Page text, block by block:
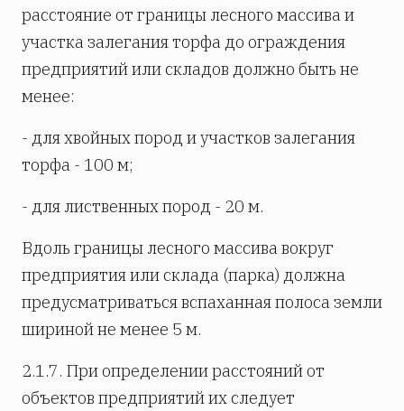
расстояние от границы лесного массива и
участка залегания торфа до ограждения
предприятий или складов должно быть не
менее:
- для хвойных пород и участков залегания
торфа - 100 м;
- для лиственных пород - 20 м.
Вдоль границы лесного массива вокруг
предприятия или склада (парка) должна
предусматриваться вспаханная полоса земли
шириной не менее 5 м.
2.1.7. При определении расстояний от
объектов предприятий их следует